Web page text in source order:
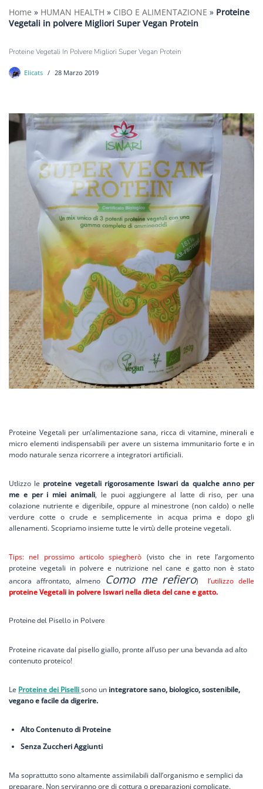
Home » HUMAN HEALTH » CIBO E ALIMENTAZIONE » Proteine
Vegetali in polvere Migliori Super Vegan Protein
Proteine Vegetali In Polvere Migliori Super Vegan Protein
Elicats 28 Marzo 2019
Proteine Vegetali per un’alimentazione sana, ricca di vitamine, minerali e
micro elementi indispensabili per avere un sistema immunitario forte e in
modo naturale senza ricorrere a integratori artificiali.
Utlizzo le proteine vegetali rigorosamente Iswari da qualche anno per
me e per i miei animali, le puoi aggiungere al latte di riso, per una
colazione nutriente e digeribile, oppure al minestrone (non caldo) o nelle
verdure cotte o crude e semplicemente in acqua prima e dopo gli
allenamenti. Scopriamo insieme tutte le virtù delle proteine vegetali.
Tips: nel prossimo articolo spiegherò (visto che in rete l’argomento
proteine vegetali in polvere e nutrizione nel cane e gatto non è stato
ancora affrontato, almeno Como me refiero)
l’utilizzo delle
proteine Vegetali in polvere Iswari nella dieta del cane e gatto.
Proteine del Pisello in Polvere
Proteine ricavate dal pisello giallo, pronte all’uso per una bevanda ad alto
contenuto proteico!
Le Proteine dei Pisellisono un integratore sano, biologico, sostenibile,
vegano e facile da digerire.
Alto Contenuto di Proteine
Senza Zuccheri Aggiunti
Ma soprattutto sono altamente assimilabili dall’organismo e semplici da
preparare. Non serviranno ore di cottura o preparazioni complicate.